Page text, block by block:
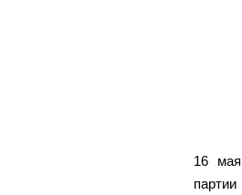
16 мая